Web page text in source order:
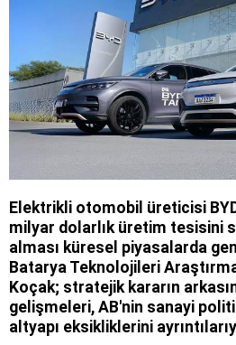
Elektrikli otomobil üreticisi
milyar dolarlık üretim tesisini
alması küresel piyasalarda
Batarya Teknolojileri
Koçak; stratejik kararın
gelişmeleri, AB'nin sanayi
altyapı eksikliklerini